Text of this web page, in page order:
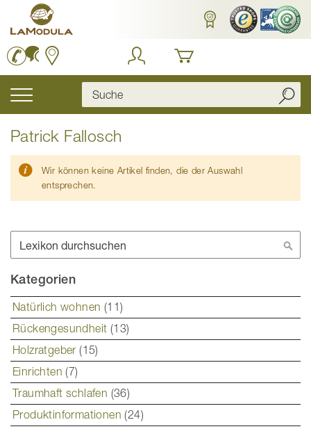
Inhalt
springen
Navigation
Patrick Fallosch
Wir können keine Artikel finden, die der Auswahl
entsprechen.
Suche
Kategorien
Natürlich wohnen (11)
Rückengesundheit (13)
Holzratgeber(15)
Einrichten(7)
Traumhaft schlafen (36)
Produktinformationen(24)